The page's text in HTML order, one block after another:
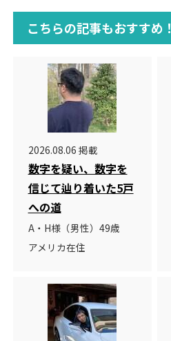
こちらの記事もおすすめ！
2026.08.06 掲載
数字を疑い、数字を
信じて辿り着いた5戸
への道
A・H様（男性）49歳
アメリカ在住